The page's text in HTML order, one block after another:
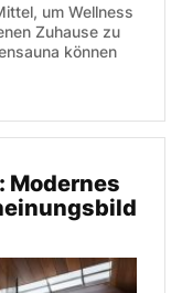
um Wellness
Zuhause zu
können
Modernes